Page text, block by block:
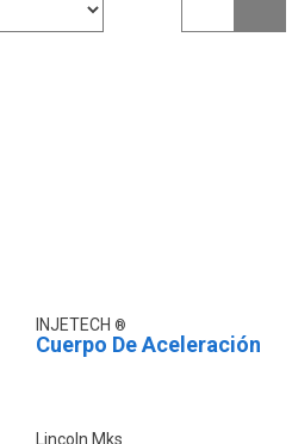
INJETECH
Cuerpo De Aceleración
Lincoln Mks